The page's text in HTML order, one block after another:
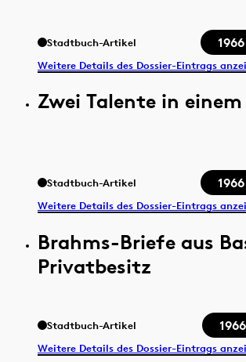
Stadtbuch-Artikel 1966
Weitere Details des Dossier-Eintrags
Zwei Talente in
Stadtbuch-Artikel 1966
Weitere Details des Dossier-Eintrags
Brahms-Briefe aus
Privatbesitz
Stadtbuch-Artikel 1966
Weitere Details des Dossier-Eintrags